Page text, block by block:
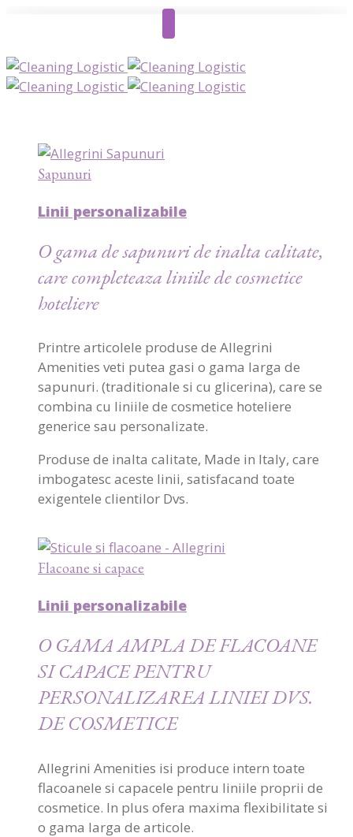
Sapunuri
Linii personalizabile
O gama de sapunuri de inalta calitate,
care completeaza liniile de cosmetice
hoteliere
Printre articolele produse de Allegrini
Amenities veti putea gasi o gama larga de
sapunuri. (traditionale si cu glicerina), care se
combina cu liniile de cosmetice hoteliere
generice sau personalizate.
Produse de inalta calitate, Made in Italy, care
imbogatesc aceste linii, satisfacand toate
exigentele clientilor Dvs.
Flacoane si capace
Linii personalizabile
O GAMA AMPLA DE FLACOANE
SI CAPACE PENTRU
PERSONALIZAREA LINIEI DVS.
DE COSMETICE
Allegrini Amenities isi produce intern toate
flacoanele si capacele pentru liniile proprii de
cosmetice. In plus ofera maxima flexibilitate si
o gama larga de articole.